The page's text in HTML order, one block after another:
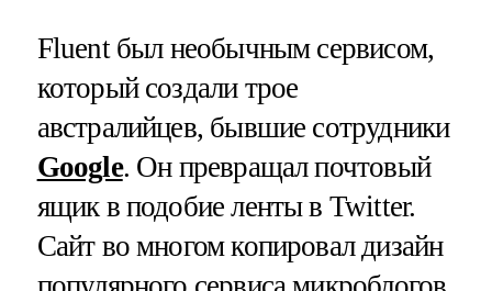
Fluent был необычным сервисом,
который создали трое
австралийцев, бывшие сотрудники
Google. Он превращал почтовый
ящик в подобие ленты в Twitter.
Сайт во многом копировал дизайн